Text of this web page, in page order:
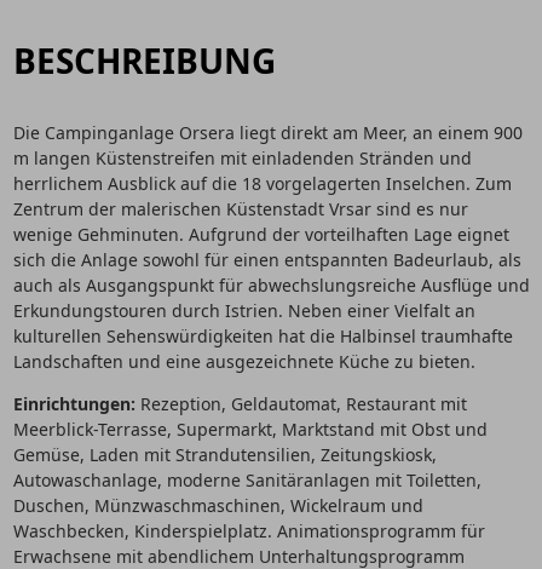
BESCHREIBUNG
Die Campinganlage Orsera liegt direkt am Meer, an einem 900
m langen Küstenstreifen mit einladenden Stränden und
herrlichem Ausblick auf die 18 vorgelagerten Inselchen. Zum
Zentrum der malerischen Küstenstadt Vrsar sind es nur
wenige Gehminuten. Aufgrund der vorteilhaften Lage eignet
sich die Anlage sowohl für einen entspannten Badeurlaub, als
auch als Ausgangspunkt für abwechslungsreiche Ausflüge und
Erkundungstouren durch Istrien. Neben einer Vielfalt an
kulturellen Sehenswürdigkeiten hat die Halbinsel traumhafte
Landschaften und eine ausgezeichnete Küche zu bieten.
Einrichtungen: Rezeption, Geldautomat, Restaurant mit
Meerblick-Terrasse, Supermarkt, Marktstand mit Obst und
Gemüse, Laden mit Strandutensilien, Zeitungskiosk,
Autowaschanlage, moderne Sanitäranlagen mit Toiletten,
Duschen, Münzwaschmaschinen, Wickelraum und
Waschbecken, Kinderspielplatz. Animationsprogramm für
Erwachsene mit abendlichem Unterhaltungsprogramm